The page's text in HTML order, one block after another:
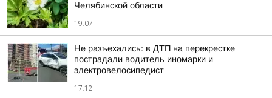
Челябинской области
19:07
Не разъехались: в ДТП на перекрестке
пострадали водитель иномарки и
электровелосипедист
17:12